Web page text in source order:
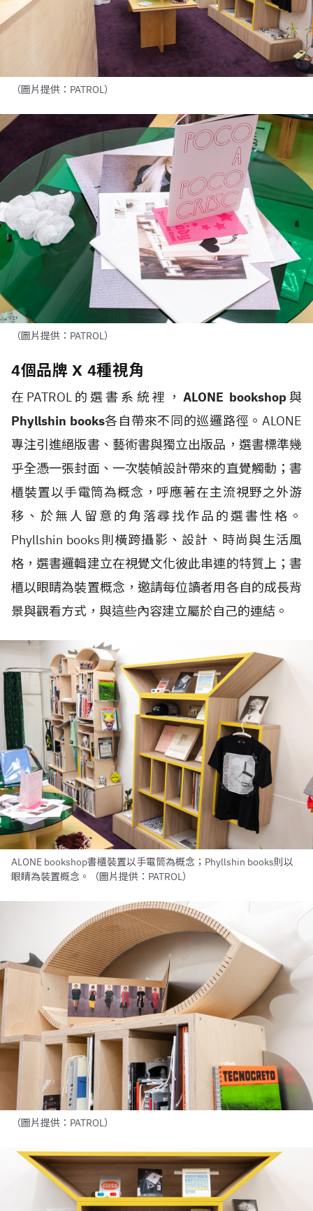
（圖片提供：PATROL）
（圖片提供：PATROL）
4個品牌 X 4種視角
在PATROL的選書系統裡， ALONE bookshop與
Phyllshin books各自帶來不同的巡邏路徑。ALONE
專注引進絕版書、藝術書與獨立出版品，選書標準幾
乎全憑一張封面、一次裝幀設計帶來的直覺觸動；書
櫃裝置以手電筒為概念，呼應著在主流視野之外游
移、於無人留意的角落尋找作品的選書性格。
Phyllshin books則橫跨攝影、設計、時尚與生活風
格，選書邏輯建立在視覺文化彼此串連的特質上；書
櫃以眼睛為裝置概念，邀請每位讀者用各自的成長背
景與觀看方式，與這些內容建立屬於自己的連結。
ALONE bookshop書櫃裝置以手電筒為概念；Phyllshin books則以
眼睛為裝置概念。（圖片提供：PATROL）
（圖片提供：PATROL）